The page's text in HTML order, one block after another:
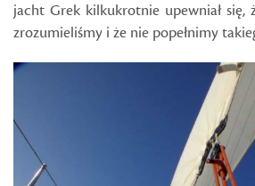
jacht Grek kilkukrotnie upewniał się,
zrozumieliśmy i że nie popełnimy